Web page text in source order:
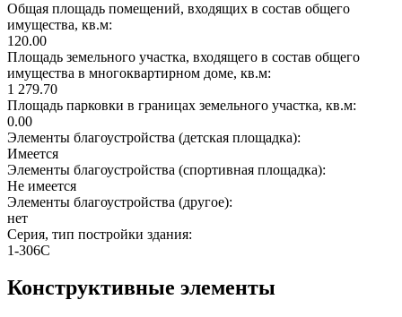
Общая площадь помещений, входящих в состав общего
имущества, кв.м:
120.00
Площадь земельного участка, входящего в состав общего
имущества в многоквартирном доме, кв.м:
1 279.70
Площадь парковки в границах земельного участка, кв.м:
0.00
Элементы благоустройства (детская площадка):
Имеется
Элементы благоустройства (спортивная площадка):
Не имеется
Элементы благоустройства (другое):
нет
Серия, тип постройки здания:
1-306С
Конструктивные элементы